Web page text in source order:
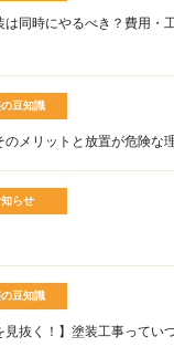
は同時にやるべき？費用・
豆知識
のメリットと放置が危険な
知らせ
豆知識
見抜く！】塗装工事ってい